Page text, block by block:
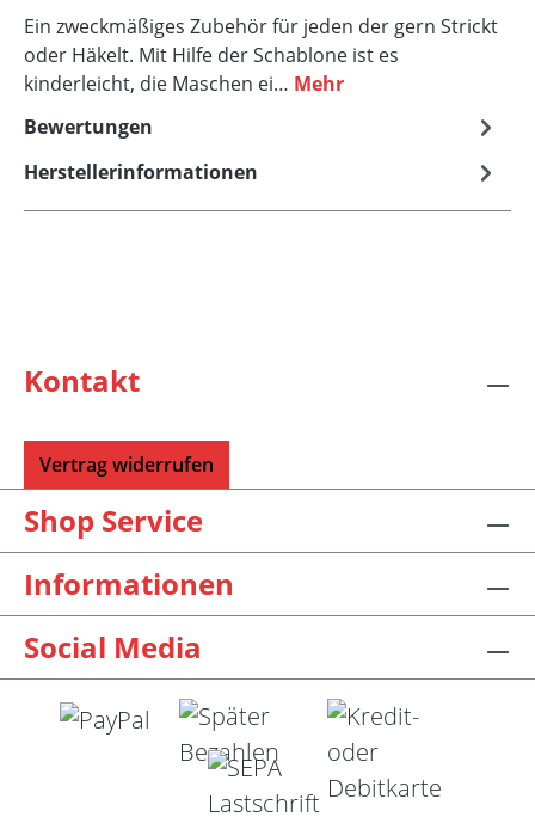
Ein zweckmäßiges Zubehör für jeden der gern Strickt
oder Häkelt. Mit Hilfe der Schablone ist es
kinderleicht, die Maschen ei… Mehr
Bewertungen
Herstellerinformationen
Kontakt
Vertrag widerrufen
Shop Service
Informationen
Social Media